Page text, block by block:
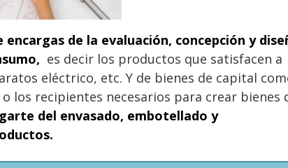
encargas de la evaluación, concepción y
es decir los productos que satisfacen a
eléctrico, etc. Y de bienes de capital
los recipientes necesarios para crear bienes
del envasado, embotellado y